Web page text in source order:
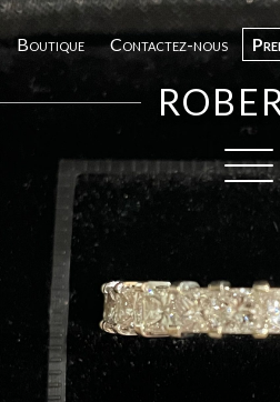
Boutique Contactez-nous